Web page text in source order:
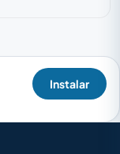
Instalar